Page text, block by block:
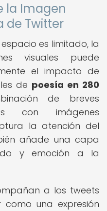
la Imagen
de Twitter
es limitado, la
visuales puede
el impacto de
de poesía en 280
de breves
con imágenes
la atención del
añade una capa
y emoción a la
a los tweets
como una expresión